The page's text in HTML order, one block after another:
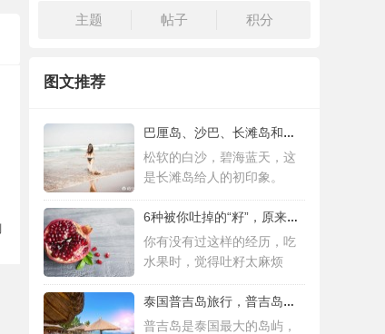
主题 帖子 积分
图文推荐
巴厘岛、沙巴、长滩岛和普吉岛，哪个更值得
松软的白沙，碧海蓝天，这
是长滩岛给人的初印象。
6种被你吐掉的“籽”，原来是果蔬界的营养
你有没有过这样的经历，吃
水果时，觉得吐籽太麻烦
泰国普吉岛旅行，普吉岛是泰国最大的岛屿
普吉岛是泰国最大的岛屿，